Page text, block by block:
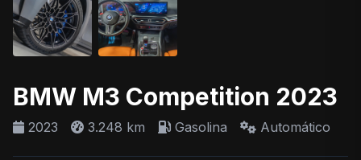
BMW M3 Competition 2023
2023 3.248 km Gasolina Automático